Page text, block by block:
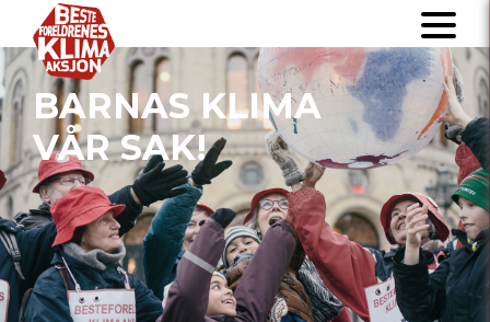
BARNAS KLIMA
VÅR SAK!